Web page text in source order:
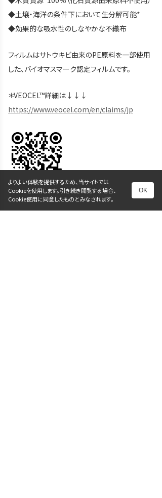
◆土壌・海洋の条件下において生分解可能*
◆効果的な吸水性のしなやかな不織布
フィルムはサトウキビ由来のPE原料を一部使用
した、バイオマスマーク認定フィルムです。
＊VEOCEL™詳細は↓↓↓
https://www.veocel.com/en/claims/jp
VEOCEL™とヴェオセル™はLenzing AGの商標
よりよい体験を提供するため、当サイトでは
Cookieを使用します。引き続き閲覧する場合、
Cookie使用に同意したものとみなされます。
OK